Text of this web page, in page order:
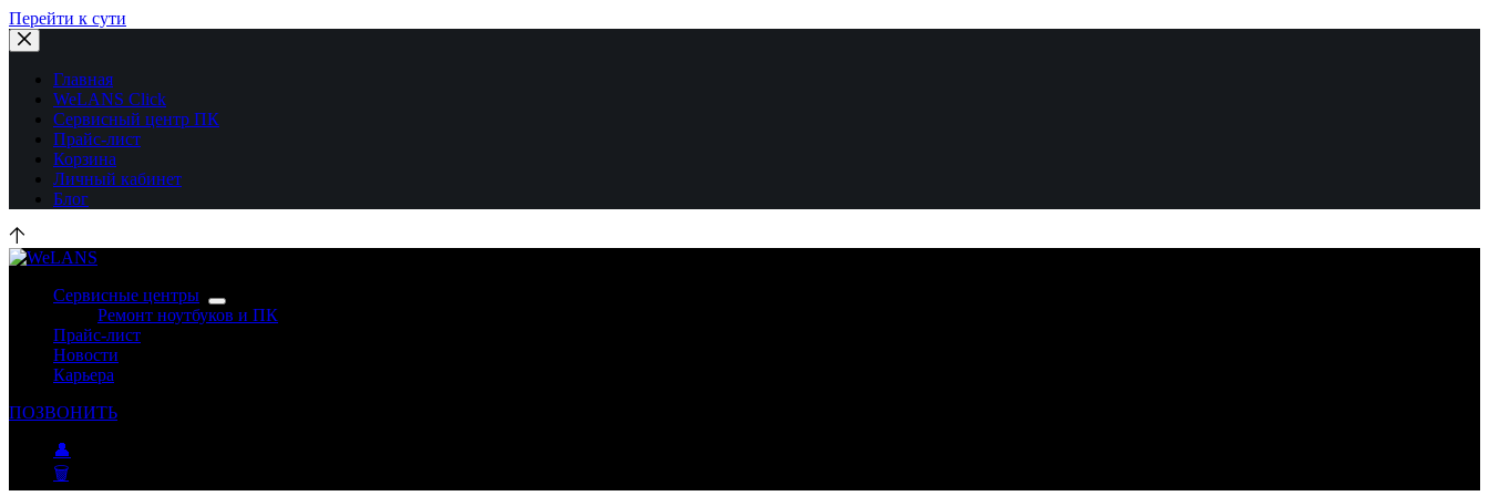
Перейти к сути
Главная
WeLANS Click
Сервисный центр ПК
Прайс-лист
Корзина
Личный кабинет
Блог
Сервисные центры
Ремонт ноутбуков и ПК
Прайс-лист
Новости
Карьера
ПОЗВОНИТЬ
👤
🗑